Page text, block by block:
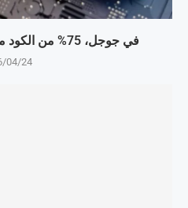
في جوجل، 75% من الكود مولّد بالذكاء الاصطناعي
04/24